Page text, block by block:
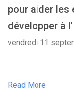
pour aider les
développer à
vendredi 11
Read More